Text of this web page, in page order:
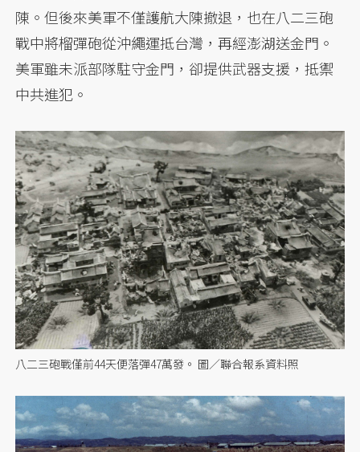
陳。但後來美軍不僅護航大陳撤退，也在八二三砲
戰中將榴彈砲從沖繩運抵台灣，再經澎湖送金門。
美軍雖未派部隊駐守金門，卻提供武器支援，抵禦
中共進犯。
八二三砲戰僅前44天便落彈47萬發。 圖／聯合報系資料照